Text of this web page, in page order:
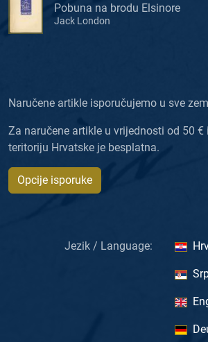
Pobuna na brodu Elsinore
Jack London
Naručene artikle isporučujemo u sve
Za naručene artikle u vrijednosti od 50 €
teritoriju Hrvatske je besplatna.
Opcije isporuke
Jezik / Language: